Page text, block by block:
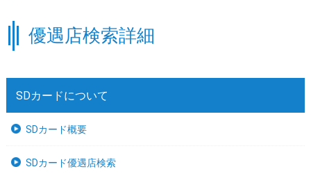
優遇店検索詳細
SDカードについて
SDカード概要
SDカード優遇店検索